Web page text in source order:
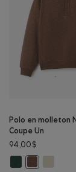
Polo en molleton
Coupe Un
94,00$
Polo en molleton
Polo enPolo en